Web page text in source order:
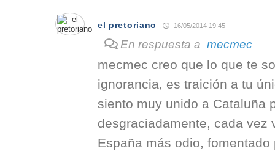
el pretoriano 16/05/2014 19:45
En respuesta a mecmec
mecmec creo que lo que te
ignorancia, es traición a tu
siento muy unido a Cataluña
desgraciadamente, cada vez
España más odio,